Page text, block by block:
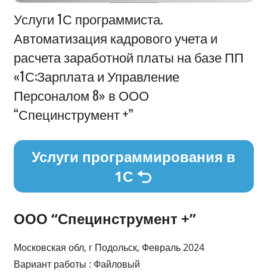
Информация
Услуги 1С программиста.
Автоматизация кадрового учета и
расчета заработной платы на базе ПП
«1С:Зарплата и Управление
Персоналом 8» в ООО
“Специнструмент +”
Услуги программирования в
1С
ООО “Специнструмент +”
Московская обл, г Подольск, Февраль 2024
Вариант работы : Файловый